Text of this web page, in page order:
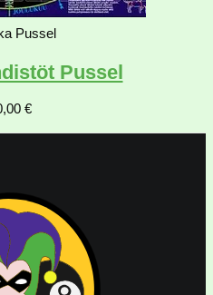
Pussel
Pussel
€